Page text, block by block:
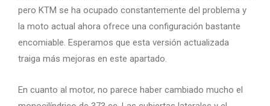
pero KTM se ha ocupado constantemente del problema y
la moto actual ahora ofrece una configuración bastante
encomiable. Esperamos que esta versión actualizada
traiga más mejoras en este apartado.
En cuanto al motor, no parece haber cambiado mucho el